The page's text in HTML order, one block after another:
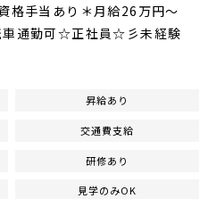
格手当あり＊月給26万円～
通勤可☆正社員☆彡未経験
昇給あり
交通費支給
研修あり
見学のみOK